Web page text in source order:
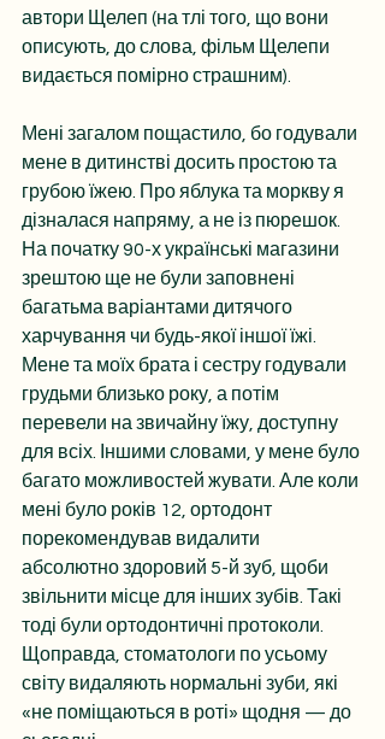
автори Щелеп (на тлі того, що вони
описують, до слова, фільм Щелепи
видається помірно страшним).
Мені загалом пощастило, бо годували
мене в дитинстві досить простою та
грубою їжею. Про яблука та моркву я
дізналася напряму, а не із пюрешок.
На початку 90-х українські магазини
зрештою ще не були заповнені
багатьма варіантами дитячого
харчування чи будь-якої іншої їжі.
Мене та моїх брата і сестру годували
грудьми близько року, а потім
перевели на звичайну їжу, доступну
для всіх. Іншими словами, у мене було
багато можливостей жувати. Але коли
мені було років 12, ортодонт
порекомендував видалити
абсолютно здоровий 5-й зуб, щоби
звільнити місце для інших зубів. Такі
тоді були ортодонтичні протоколи.
Щоправда, стоматологи по усьому
світу видаляють нормальні зуби, які
«не поміщаються в роті» щодня — до